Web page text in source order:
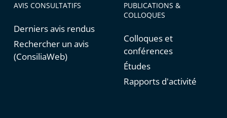
AVIS CONSULTATIFS
Derniers avis rendus
Rechercher un avis
(ConsiliaWeb)
PUBLICATIONS &
COLLOQUES
Colloques et
conférences
Études
Rapports d'activité